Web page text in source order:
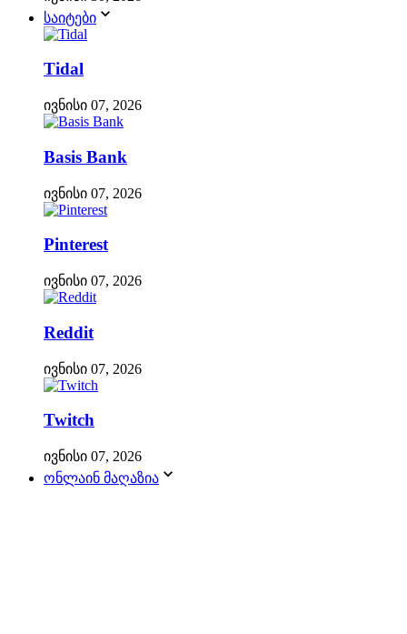
საიტები
Tidal
ივნისი 07, 2026
Basis Bank
ივნისი 07, 2026
Pinterest
ივნისი 07, 2026
Reddit
ივნისი 07, 2026
Twitch
ივნისი 07, 2026
ონლაინ მაღაზია